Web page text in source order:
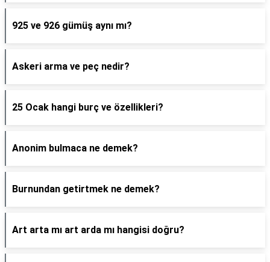
925 ve 926 gümüş aynı mı?
Askeri arma ve peç nedir?
25 Ocak hangi burç ve özellikleri?
Anonim bulmaca ne demek?
Burnundan getirtmek ne demek?
Art arta mı art arda mı hangisi doğru?